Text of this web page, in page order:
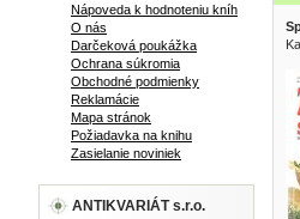
Nápoveda k hodnoteniu kníh
O nás
Darčeková poukážka
Ochrana súkromia
Obchodné podmienky
Reklamácie
Mapa stránok
Požiadavka na knihu
Zasielanie noviniek
ANTIKVARIÁT s.r.o.